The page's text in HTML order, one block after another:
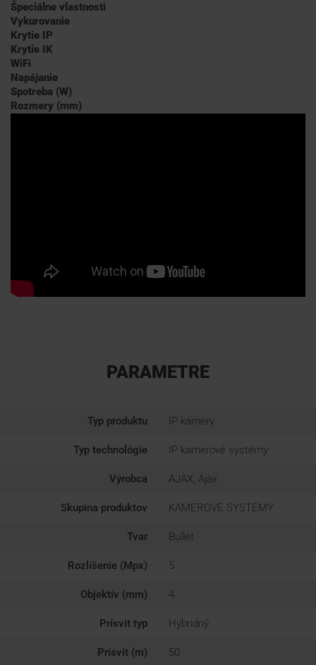
Špeciálne vlastnosti
Vykurovanie
Krytie IP
Krytie IK
WiFi
Napájanie
Spotreba (W)
Rozmery (mm)
PARAMETRE
Typ produktu IP kamery
Typ technológie IP kamerové systémy
Výrobca AJAX, Ajax
Skupina produktov KAMEROVÉ SYSTÉMY
Tvar Bullet
Rozlíšenie (Mpx) 5
Objektív (mm) 4
Prísvit typ Hybridný
Prísvit (m) 50